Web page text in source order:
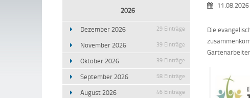
2026
Dezember 2026 29 Einträge
November 2026 39 Einträge
Oktober 2026 39 Einträge
September 2026 58 Einträge
August 2026 46 Einträge
Die